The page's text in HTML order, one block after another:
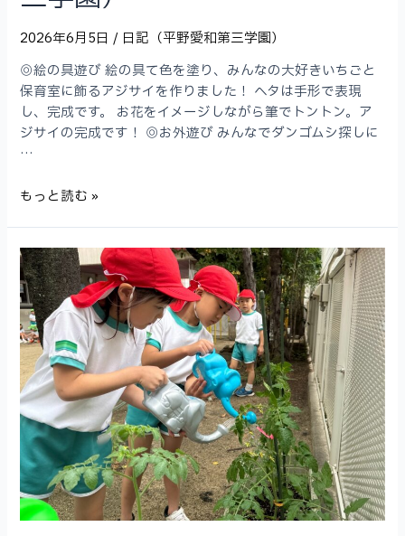
2026年6月5日/ 日記（平野愛和第三学園）
◎絵の具遊び 絵の具て色を塗り、みんなの大好きいちごと
保育室に飾るアジサイを作りました！ ヘタは手形で表現
し、完成です。 お花をイメージしながら筆でトントン。ア
ジサイの完成です！ ◎お外遊び みんなでダンゴムシ探しに
…
カ
組
5
月
（平
野
愛
和
第
三
学
園）
もっと読む »